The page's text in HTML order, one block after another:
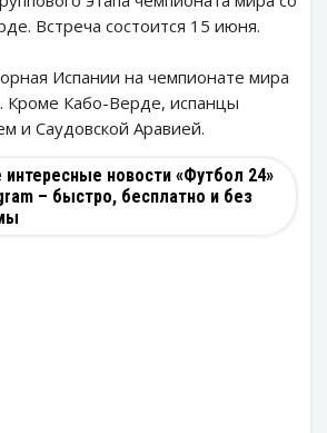
Встреча состоится 15 июня.
Испании на чемпионате мира
Кроме Кабо-Верде, испанцы
и Саудовской Аравией.
новости «Футбол 24»
– быстро, бесплатно и без